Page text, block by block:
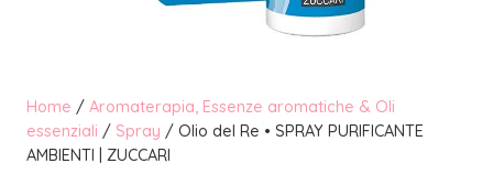
Home / Aromaterapia, Essenze aromatiche & Oli
essenziali / Spray / Olio del Re • SPRAY PURIFICANTE
AMBIENTI | ZUCCARI